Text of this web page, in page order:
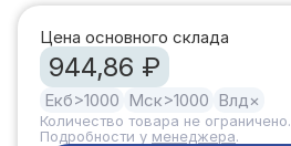
Цена основного склада
944,86 ₽
Екб>1000 Мск>1000 Влд ×
Количество товара не ограничено.
Подробности у менеджера.